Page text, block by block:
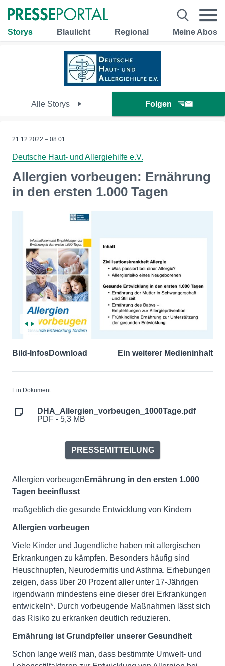
Storys Blaulicht Regional Meine Abos
Alle Storys Folgen
21.12.2022 – 08:01
Deutsche Haut- und Allergiehilfe e.V.
Allergien vorbeugen: Ernährung
in den ersten 1.000 Tagen
Bild-InfosDownload Ein weiterer Medieninhalt
Ein Dokument
DHA_Allergien_vorbeugen_1000Tage.pdf
PDF - 5,3 MB
PRESSEMITTEILUNG
Allergien vorbeugen Ernährung in den ersten 1.000
Tagen beeinflusst
maßgeblich die gesunde Entwicklung von Kindern
Allergien vorbeugen
Viele Kinder und Jugendliche haben mit allergischen
Erkrankungen zu kämpfen. Besonders häufig sind
Heuschnupfen, Neurodermitis und Asthma. Erhebungen
zeigen, dass über 20 Prozent aller unter 17-Jährigen
irgendwann mindestens eine dieser drei Erkrankungen
entwickeln*. Durch vorbeugende Maßnahmen lässt sich
das Risiko zu erkranken deutlich reduzieren.
Ernährung ist Grundpfeiler unserer Gesundheit
Schon lange weiß man, dass bestimmte Umwelt- und